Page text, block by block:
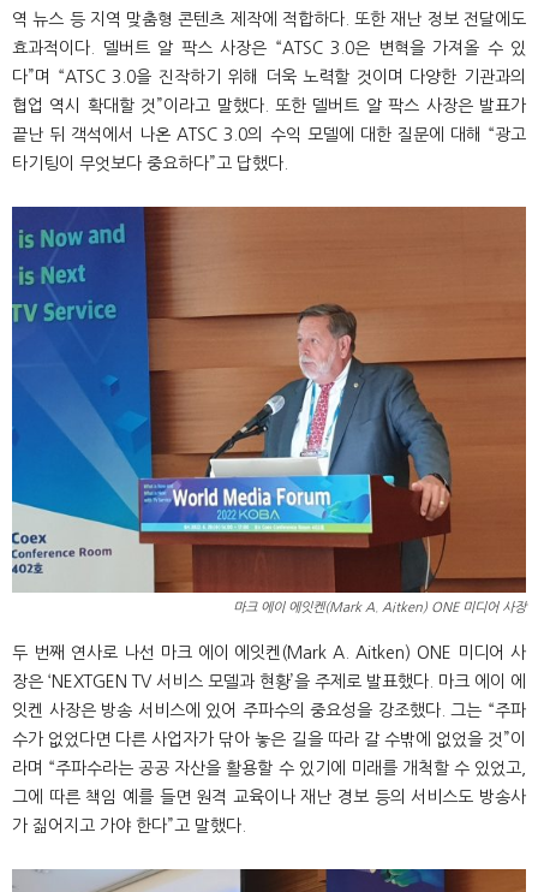
역 뉴스 등 지역 맞춤형 콘텐츠 제작에 적합하다. 또한 재난 정보 전달에도
효과적이다. 델버트 알 팍스 사장은 “ATSC 3.0은 변혁을 가져올 수 있
다”며 “ATSC 3.0을 진작하기 위해 더욱 노력할 것이며 다양한 기관과의
협업 역시 확대할 것”이라고 말했다. 또한 델버트 알 팍스 사장은 발표가
끝난 뒤 객석에서 나온 ATSC 3.0의 수익 모델에 대한 질문에 대해 “광고
타기팅이 무엇보다 중요하다”고 답했다.
마크 에이 에잇켄(Mark A. Aitken) ONE 미디어 사장
두 번째 연사로 나선 마크 에이 에잇켄(Mark A. Aitken) ONE 미디어 사
장은 ‘NEXTGEN TV 서비스 모델과 현황’을 주제로 발표했다. 마크 에이 에
잇켄 사장은 방송 서비스에 있어 주파수의 중요성을 강조했다. 그는 “주파
수가 없었다면 다른 사업자가 닦아 놓은 길을 따라 갈 수밖에 없었을 것”이
라며 “주파수라는 공공 자산을 활용할 수 있기에 미래를 개척할 수 있었고,
그에 따른 책임 예를 들면 원격 교육이나 재난 경보 등의 서비스도 방송사
가 짊어지고 가야 한다”고 말했다.